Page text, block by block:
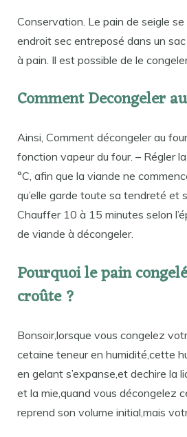
Conservation. Le pain de seigle
endroit sec entreposé dans un
à pain. Il est possible de le
Comment Decongeler
Ainsi, Comment décongeler au
fonction vapeur du four. – Régler
°C, afin que la viande ne
qu’elle garde toute sa tendreté et
Chauffer 10 à 15 minutes selon
de viande à décongeler.
Pourquoi le pain
croûte ?
Bonsoir,lorsque vous congelez
cetaine teneur en humidité,cette
en gelant s’expanse,et dechire la
et la mie,quand vous décongelez
reprend son volume initial,mais